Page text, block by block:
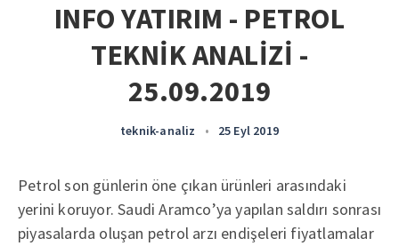
INFO YATIRIM - PETROL
TEKNİK ANALİZİ -
25.09.2019
teknik-analiz • 25 Eyl 2019
Petrol son günlerin öne çıkan ürünleri arasındaki
yerini koruyor. Saudi Aramco’ya yapılan saldırı sonrası
piyasalarda oluşan petrol arzı endişeleri fiyatlamalar